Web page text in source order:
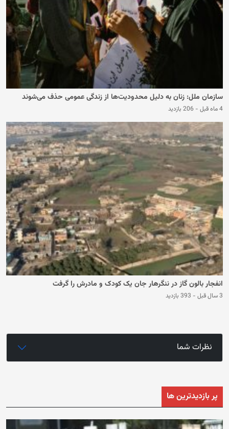
سازمان ملل: زنان به دلیل محدودیت‌ها از زندگی عمومی حذف می‌شوند
4 ماه قبل - 206 بازدید
انفجار بالون گاز در ننگرهار جان یک کودک و مادرش را گرفت
3 سال قبل - 393 بازدید
نظرات شما
پر بازدیدترین ها